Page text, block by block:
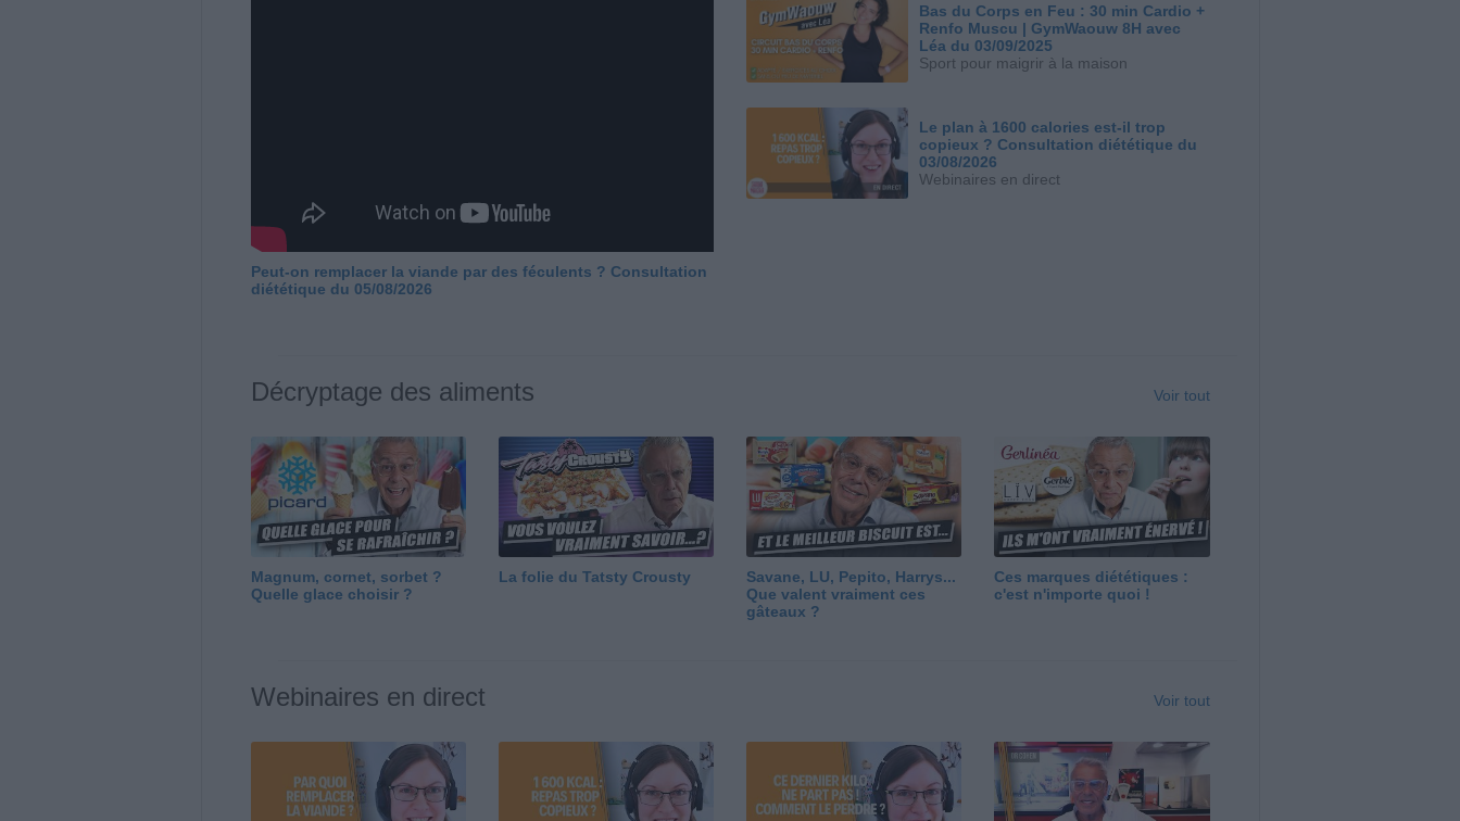
Peut-on remplacer la viande par des féculents ? Consultation
diététique du 05/08/2026
Bas du Corps en Feu : 30 min Cardio +
Renfo Muscu | GymWaouw 8H avec
Léa du 03/09/2025
Sport pour maigrir à la maison
Le plan à 1600 calories est-il trop
copieux ? Consultation diététique du
03/08/2026
Webinaires en direct
Décryptage des aliments Voir tout
Magnum, cornet, sorbet ?
Quelle glace choisir ?
La folie du Tatsty Crousty
Savane, LU, Pepito, Harrys...
Que valent vraiment ces
gâteaux ?
Ces marques diététiques :
c'est n'importe quoi !
Webinaires en direct Voir tout